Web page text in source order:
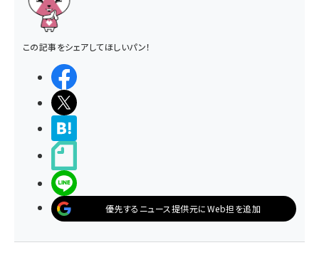
この記事をシェアしてほしいパン！
優先するニュース提供元にWeb担を追加